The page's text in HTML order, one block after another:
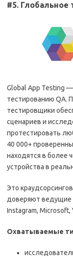
#5. Глобальное
Global App Testing
тестированию QA.
тестировщики
сценариев и
протестировать
40 000+
находятся в более
устройства в
Это
доверяют ведущие
Instagram, Microsoft,
Охватываемые